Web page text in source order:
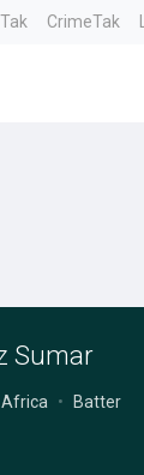
CrimeTak
Sumar
Africa • Batter